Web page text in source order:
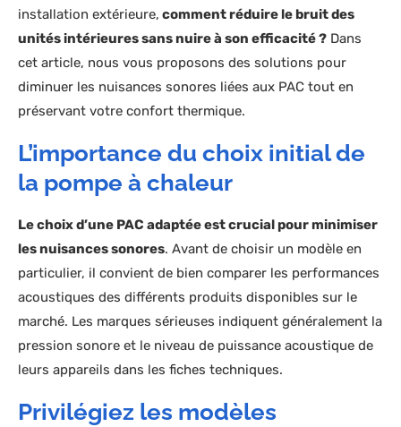
installation extérieure, comment réduire le bruit des
unités intérieures sans nuire à son efficacité ? Dans
cet article, nous vous proposons des solutions pour
diminuer les nuisances sonores liées aux PAC tout en
préservant votre confort thermique.
L’importance du choix initial de
la pompe à chaleur
Le choix d’une PAC adaptée est crucial pour minimiser
les nuisances sonores. Avant de choisir un modèle en
particulier, il convient de bien comparer les performances
acoustiques des différents produits disponibles sur le
marché. Les marques sérieuses indiquent généralement la
pression sonore et le niveau de puissance acoustique de
leurs appareils dans les fiches techniques.
Privilégiez les modèles